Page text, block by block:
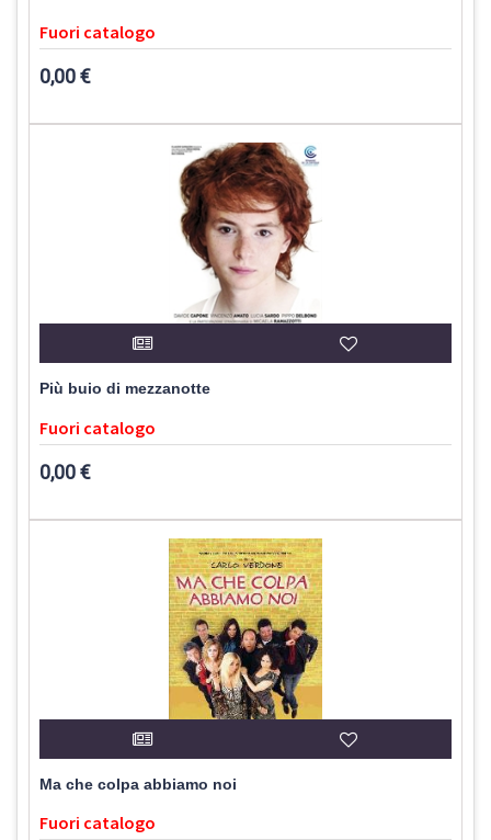
Fuori catalogo
0,00 €
Più buio di mezzanotte
Fuori catalogo
0,00 €
Ma che colpa abbiamo noi
Fuori catalogo